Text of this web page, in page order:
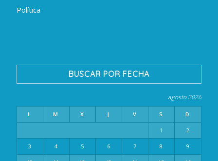
Política
BUSCAR POR FECHA
agosto 2026
L M X J V S D
1 2
3 4 5 6 7 8 9